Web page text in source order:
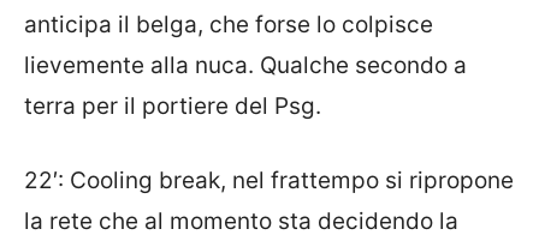
anticipa il belga, che forse lo colpisce
lievemente alla nuca. Qualche secondo a
terra per il portiere del Psg.
22′: Cooling break, nel frattempo si ripropone
la rete che al momento sta decidendo la